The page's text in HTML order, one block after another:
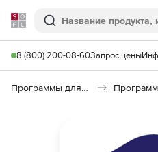
Softline
Поиск
8 (800) 200-08-60Запрос цены
Программы для программирования